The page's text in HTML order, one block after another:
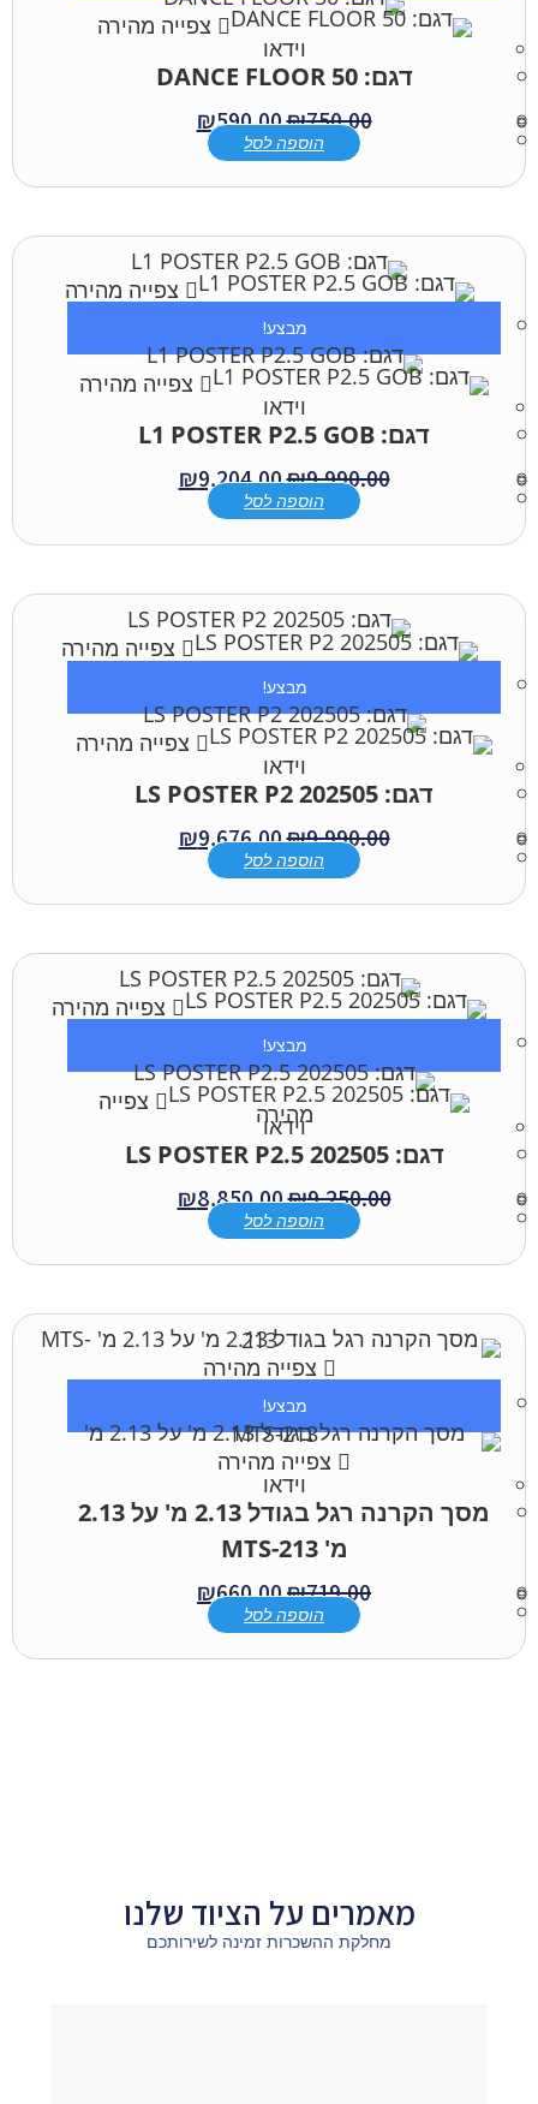
צפייה מהירה
וידאו
דגם: DANCE FLOOR 50
₪750.00
₪590.00
הוספה לסל
צפייה מהירה
מבצע!
צפייה מהירה
וידאו
דגם: L1 POSTER P2.5 GOB
₪9,990.00
₪9,204.00
הוספה לסל
צפייה מהירה
מבצע!
צפייה מהירה
וידאו
דגם: LS POSTER P2 202505
₪9,990.00
₪9,676.00
הוספה לסל
צפייה מהירה
מבצע!
צפייה מהירה
וידאו
דגם: LS POSTER P2.5 202505
₪9,250.00
₪8,850.00
הוספה לסל
צפייה מהירה
מבצע!
צפייה מהירה
וידאו
מסך הקרנה רגל בגודל 2.13 מ' על 2.13
מ' MTS-213
₪719.00
₪660.00
הוספה לסל
מאמרים על הציוד שלנו
מחלקת ההשכרות זמינה לשירותכם